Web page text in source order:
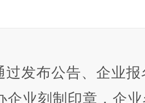
发布公告、企业
企业刻制印章，企